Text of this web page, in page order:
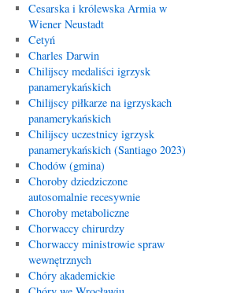
Cesarska i królewska Armia w
Wiener Neustadt
Cetyń
Charles Darwin
Chilijscy medaliści igrzysk
panamerykańskich
Chilijscy piłkarze na igrzyskach
panamerykańskich
Chilijscy uczestnicy igrzysk
panamerykańskich (Santiago 2023)
Chodów (gmina)
Choroby dziedziczone
autosomalnie recesywnie
Choroby metaboliczne
Chorwaccy chirurdzy
Chorwaccy ministrowie spraw
wewnętrznych
Chóry akademickie